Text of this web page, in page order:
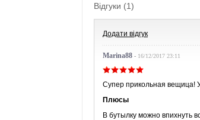
Відгуки (1)
Додати відгук
Marina88 - 16/12/2017 23:11
Супер прикольная вещица!
Плюсы
В бутылку можно впихнуть